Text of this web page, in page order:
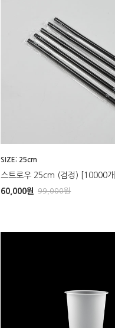
SIZE: 25cm
스트로우 25cm (검정) [10000
60,000원 99,000원